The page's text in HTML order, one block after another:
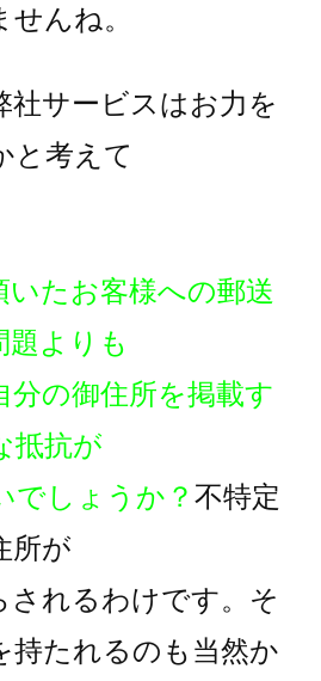
んね。
社サービスはお力を
と考えて
いたお客様への郵送
題よりも
分の御住所を掲載す
抵抗が
でしょうか？ 不特定
所が
されるわけです。そ
持たれるのも 当然か